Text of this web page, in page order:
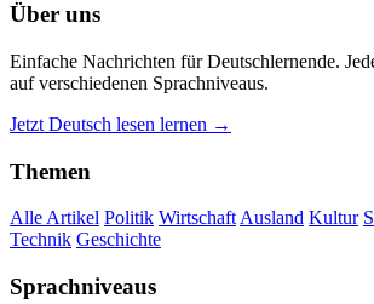
Über uns
Einfache Nachrichten für Deutschlernende.
auf verschiedenen Sprachniveaus.
Jetzt Deutsch lesen lernen →
Themen
Alle Artikel Politik WirtschaftAusland Kultur
Technik Geschichte
Sprachniveaus